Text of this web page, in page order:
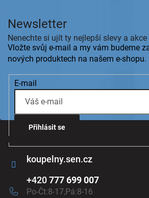
í
p
r
k
y
p
u
Kontakt
+420777 699 007
Po-Čt:8-17,Pá:8-16
koupelny.sen.cz
Newsletter
Nenechte si ujít ty nejlepší slevy a akce
Vložte svůj e-mail a my vám budeme
nových produktech na našem e-shopu.
E-mail
Přihlásit se